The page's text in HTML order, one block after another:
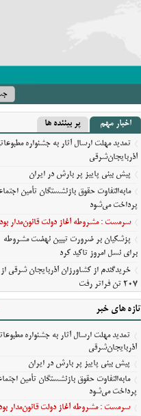
اخبار مهم پر بیننده ها
تمدید مهلت ارسال آثار به جشنواره
آذربایجان‌شرقی
پیش‌ بینی پاییز پر بارش در ایران
مابه‌التفاوت حقوق بازنشستگان تأمین
پرداخت می‌شود
سرمست : مشروطه آغاز دولت قانون‌مدار بود
پزشکیان بر ضرورت تبیین نهضت مشروطه
برای نسل امروز تاکید کرد
خریدگندم از کشاورزان آذربایجان شرقی از
207 تن فراتر رفت
برندهای ریس ،‌نوقا و رشته ختایی تبریز در
مسیر ثبت ملی
خروج بیش از ۳ میلیون و ۲۷۰ هزار زائر از
مرزهای اربعینی
تهران کوتاه نیامد، واشنگتن عقب نشست؛
روایت نیویورک‌تایمز از فرسایش گزینه‌های
آمریکا
مراسم عزاداری اربعین حسینی در کربلای
تازه های خبر
تمدید مهلت ارسال آثار به جشنواره
آذربایجان‌شرقی
پیش‌ بینی پاییز پر بارش در ایران
مابه‌التفاوت حقوق بازنشستگان تأمین
پرداخت می‌شود
سرمست : مشروطه آغاز دولت قانون‌مدار بود